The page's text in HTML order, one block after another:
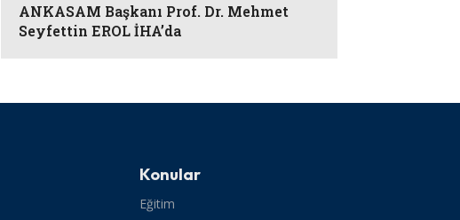
ANKASAM Başkanı Prof. Dr. Mehmet
Seyfettin EROL İHA’da
Konular
Eğitim